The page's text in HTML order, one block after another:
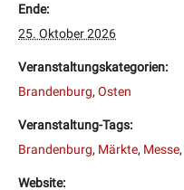
Ende:
25. Oktober 2026
Veranstaltungskategorien:
Brandenburg, Osten
Veranstaltung-Tags:
Brandenburg, Märkte, Messe,
Website: